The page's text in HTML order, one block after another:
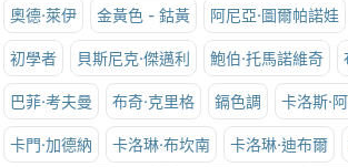
奧德·萊伊 金黃色 - 鈷黃 阿尼亞·圖爾帕諾娃
初學者 貝斯尼克·傑邁利 鮑伯·托馬諾維奇
巴菲·考夫曼 布奇·克里格 鎘色調 卡洛斯·
卡門·加德納 卡洛琳·布坎南 卡洛琳·迪布爾